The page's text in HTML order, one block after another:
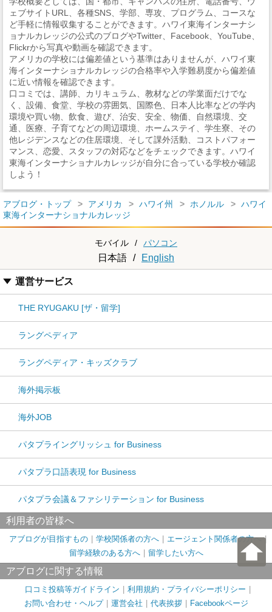
ェブサイトURL、各種SNS、学部、専攻、プログラム、コースな
ど手軽に情報収集することができます。ハワイ東海インターナシ
ョナルカレッジの公式のブログやTwitter、Facebook、YouTube、
Flickrから写真や動画を確認できます。
アメリカの学校には偏差値という基準はありませんが、ハワイ東
海インターナショナルカレッジの合格率や入学難易度から偏差値
に近い情報を確認できます。
口コミでは、講師、カリキュラム、教材などの学業面だけでな
く、設備、食堂、学校の雰囲気、国際色、日本人比率などの学内
環境や買い物、飲食、遊び、治安、安全、物価、自然環境、交
通、医療、子育てなどの周辺環境、ホームステイ、学生寮、その
他レジデンスなどの住居環境、そして課外活動、コストパフォー
マンス、恋愛、スタッフの対応などをチェックできます。ハワイ
東海インターナショナルカレッジが自分に合っている学校か確認
しよう！
アブログ・トップ アメリカ ハワイ州 ホノルル
ハワイ
東海インターナショナルカレッジ
モバイル / パソコン
日本語 / English
運営サービス
THE RYUGAKU [ザ・留学]
ラングペディア
ラングペディア・キッズクラブ
海外掲示板
海外JOB
パタプライングリッシュ for Business
パタプラ口語表現 for Business
パタプラ会議＆ファシリテーション for Business
利用者の皆様へ
アブログが目指すもの 学校関係者の方へ
エージェント関係者の方へ
留学経験のある方へ
留学したい方へ
アブログに関する情報
口コミ投稿等ガイドライン
利用規約・プライバシーポリシー
お問い合わせ・ヘルプ
運営会社 代表挨拶 Facebookページ